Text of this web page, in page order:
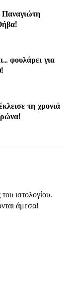
Παναγιώτη
φουλάρει για
τη χρονιά
ιστολογίου.
άμεσα!